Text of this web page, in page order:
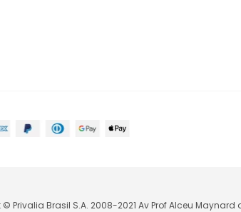
Privalia Brasil S.A. 2008-2021 Av Prof Alceu Maynard